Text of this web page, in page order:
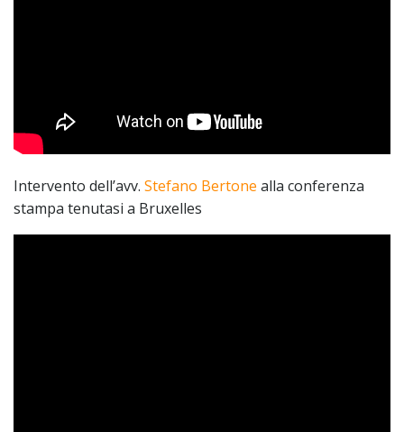
Intervento dell’avv. Stefano Bertone alla conferenza
stampa tenutasi a Bruxelles